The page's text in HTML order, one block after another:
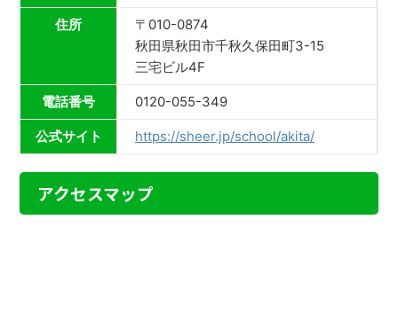
住所
〒010-0874
秋田県秋田市千秋久保田町3-15
三宅ビル4F
電話番号 0120-055-349
公式サイト https://sheer.jp/school/akita/
アクセスマップ